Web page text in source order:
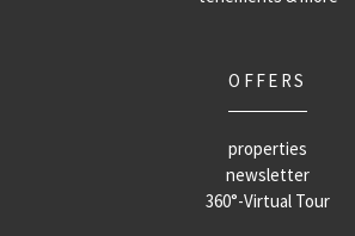
OFFERS
properties
newsletter
360°-Virtual Tour